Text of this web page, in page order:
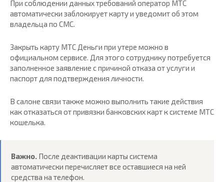
При соблюдении данных требований оператор МТС
автоматически заблокирует карту и уведомит об этом
владельца по СМС.
Закрыть карту МТС Деньги при утере можно в
официальном сервисе. Для этого сотруднику потребуется
заполненное заявление с причиной отказа от услуги и
паспорт для подтверждения личности.
В салоне связи также можно выполнить такие действия
как отказаться от привязки банковских карт к системе МТС
кошелька.
Важно. После деактивации карты система
автоматически перечисляет все оставшиеся на ней
средства на телефон.